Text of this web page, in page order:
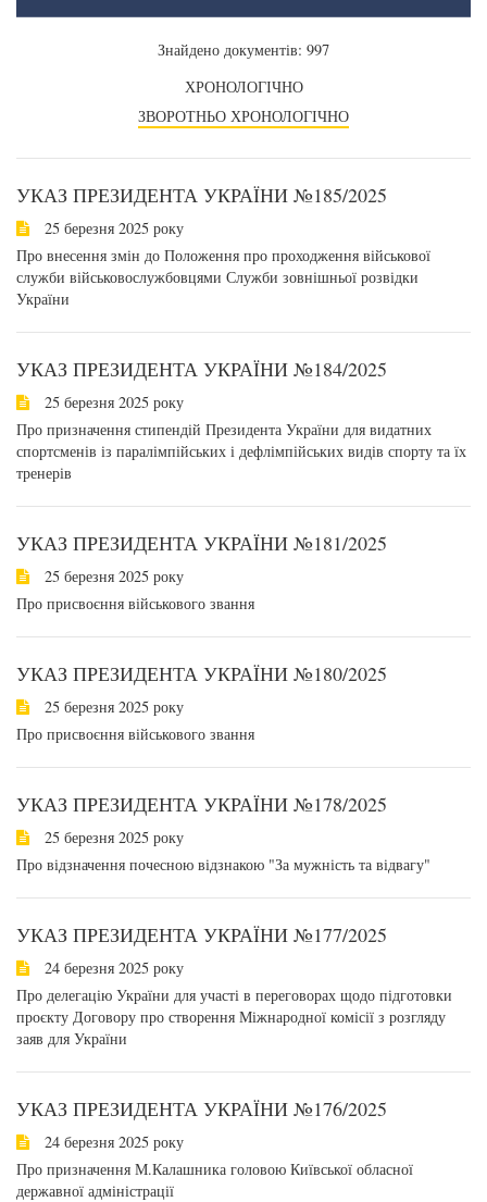
Знайдено документів: 997
ХРОНОЛОГІЧНО
ЗВОРОТНЬО ХРОНОЛОГІЧНО
УКАЗ ПРЕЗИДЕНТА УКРАЇНИ №185/2025
25 березня 2025 року
Про внесення змін до Положення про проходження військової
служби військовослужбовцями Служби зовнішньої розвідки
України
УКАЗ ПРЕЗИДЕНТА УКРАЇНИ №184/2025
25 березня 2025 року
Про призначення стипендій Президента України для видатних
спортсменів із паралімпійських і дефлімпійських видів спорту та їх
тренерів
УКАЗ ПРЕЗИДЕНТА УКРАЇНИ №181/2025
25 березня 2025 року
Про присвоєння військового звання
УКАЗ ПРЕЗИДЕНТА УКРАЇНИ №180/2025
25 березня 2025 року
Про присвоєння військового звання
УКАЗ ПРЕЗИДЕНТА УКРАЇНИ №178/2025
25 березня 2025 року
Про відзначення почесною відзнакою "За мужність та відвагу"
УКАЗ ПРЕЗИДЕНТА УКРАЇНИ №177/2025
24 березня 2025 року
Про делегацію України для участі в переговорах щодо підготовки
проєкту Договору про створення Міжнародної комісії з розгляду
заяв для України
УКАЗ ПРЕЗИДЕНТА УКРАЇНИ №176/2025
24 березня 2025 року
Про призначення М.Калашника головою Київської обласної
державної адміністрації